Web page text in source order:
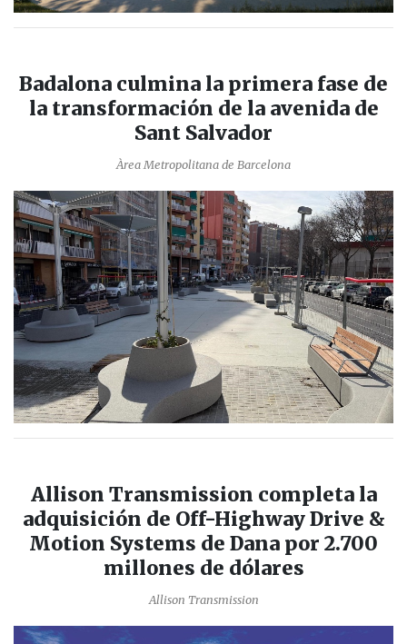
Badalona culmina la primera fase de
la transformación de la avenida de
Sant Salvador
Àrea Metropolitana de Barcelona
Allison Transmission completa la
adquisición de Off-Highway Drive &
Motion Systems de Dana por 2.700
millones de dólares
Allison Transmission